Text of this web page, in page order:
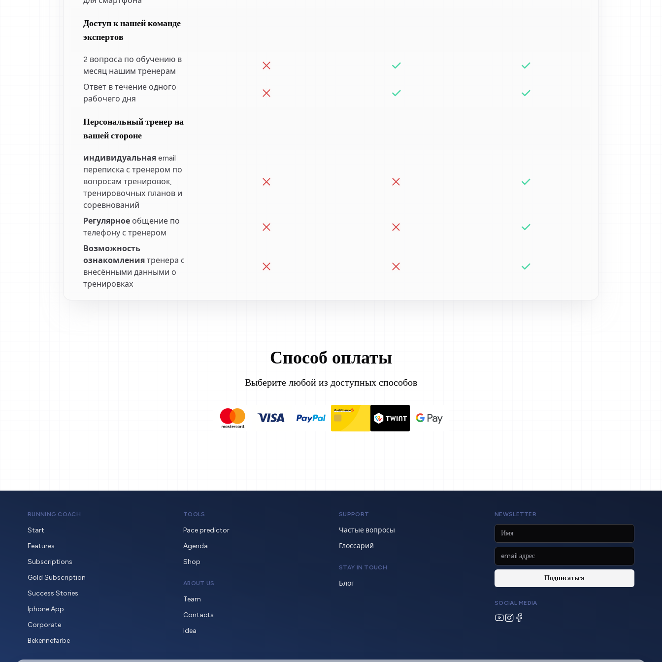
Доступ к нашей команде
экспертов
2 вопроса по обучению в
месяц нашим тренерам
Ответ в течение одного
рабочего дня
Персональный тренер на
вашей стороне
индивидуальная email
переписка с тренером по
вопросам тренировок,
тренировочных планов и
соревнований
Регулярное общение по
телефону с тренером
Возможность
ознакомления тренера с
внесёнными данными о
тренировках
Способ оплаты
Выберите любой из доступных способов
RUNNING.COACH
Start
Features
Subscriptions
Gold Subscription
Success Stories
Iphone App
Corporate
Bekennefarbe
TOOLS
Pace predictor
Agenda
Shop
ABOUT US
Team
Contacts
Idea
SUPPORT
Частые вопросы
Глоссарий
STAY IN TOUCH
Блог
NEWSLETTER
SOCIAL MEDIA